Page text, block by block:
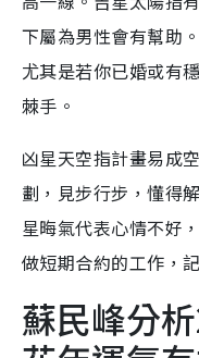
下屬為男性會有幫助
尤其是若你已婚或有
棘手。
凶星天空指計畫易成
劃，見步行步，懂得
星晦氣代表心情不好
做短期合約的工作，
蘇民峰分